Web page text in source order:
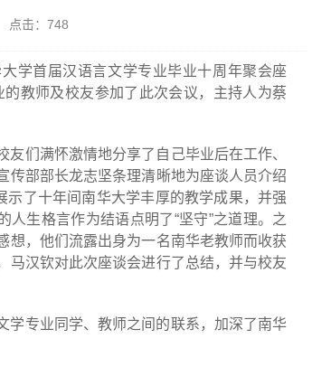
击： 748
学首届汉语言文学专业毕业十周年聚会座
教师及校友参加了此次会议，主持人为蔡
们满怀激情地分享了自己毕业后在工作、
传部部长龙志坚条理清晰地为座谈人员介绍
示了十年间南华大学丰厚的教学成果，并强
生格言作为结语点明了“坚守”之道理。之
想，他们流露出身为一名南华老教师而收获
马汉钦对此次座谈会进行了总结，并与校友
学专业同学、教师之间的联系，加深了南华